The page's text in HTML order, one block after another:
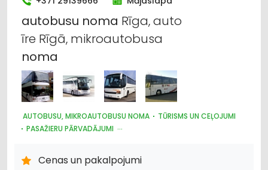
autobusu noma Rīga, auto
īre Rīgā, mikroautobusa
noma
AUTOBUSU, MIKROAUTOBUSU NOMA
TŪRISMS UN CEĻOJUMI
PASAŽIERU PĀRVADĀJUMI
Cenas un pakalpojumi